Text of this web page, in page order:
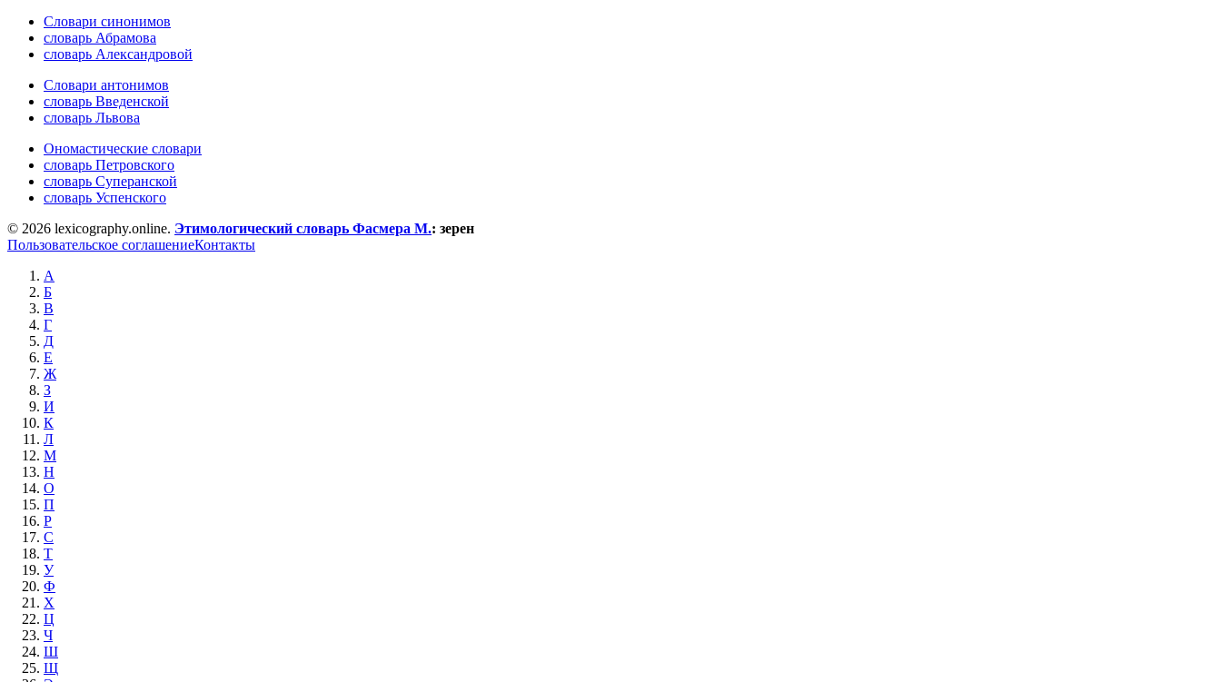
Словари синонимов
словарь Абрамова
словарь Александровой
Словари антонимов
словарь Введенской
словарь Львова
Ономастические словари
словарь Петровского
словарь Суперанской
словарь Успенского
© 2026 lexicography.online. Этимологический словарь Фасмера М.: зерен
Пользовательское соглашениеКонтакты
А
Б
В
Г
Д
Е
Ж
З
И
К
Л
М
Н
О
П
Р
С
Т
У
Ф
Х
Ц
Ч
Ш
Щ